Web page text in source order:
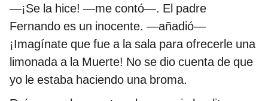
—¡Se la hice! —me contó—. El padre
Fernando es un inocente. —añadió—
¡Imagínate que fue a la sala para ofrecerle una
limonada a la Muerte! No se dio cuenta de que
yo le estaba haciendo una broma.